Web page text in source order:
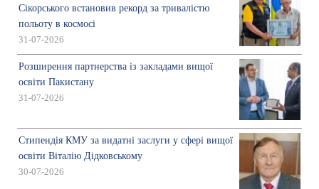
Сікорського встановив рекорд за тривалістю
польоту в космосі
31-07-2026
Розширення партнерства із закладами вищої
освіти Пакистану
31-07-2026
Стипендія КМУ за видатні заслуги у сфері вищої
освіти Віталію Дідковському
30-07-2026